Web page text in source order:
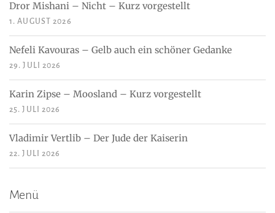
Dror Mishani – Nicht – Kurz vorgestellt
1. AUGUST 2026
Nefeli Kavouras – Gelb auch ein schöner Gedanke
29. JULI 2026
Karin Zipse – Moosland – Kurz vorgestellt
25. JULI 2026
Vladimir Vertlib – Der Jude der Kaiserin
22. JULI 2026
Menü